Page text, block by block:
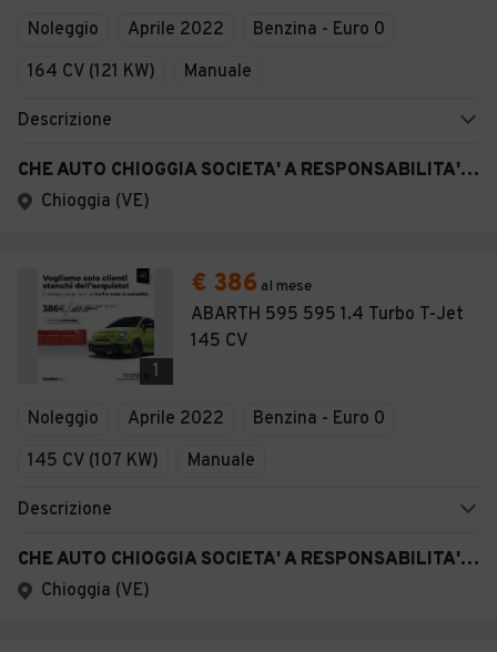
Noleggio Aprile 2022
Benzina - Euro 0
164 CV (121 KW)
Manuale
Descrizione
CHE AUTO CHIOGGIA SOCIETA' A RESPONSABILITA' LIMITATA SEMPLIFICAT A
Chioggia (VE)
1
€ 386 al mese
ABARTH 595 595 1.4 Turbo T-Jet
145 CV
Noleggio Aprile 2022
Benzina - Euro 0
145 CV (107 KW)
Manuale
Descrizione
CHE AUTO CHIOGGIA SOCIETA' A RESPONSABILITA' LIMITATA SEMPLIFICAT A
Chioggia (VE)